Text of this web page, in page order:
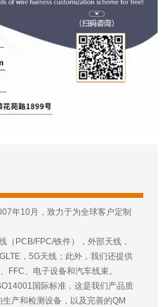
年10月，致力于为全球客户定制
（PCB/FPC/铁件），外部天线，
，5G天线；此外，我们还提供
FFC、电子设备和汽车线束。
国际标准，这是我们产品质
产和检测设备，以及完善的QM